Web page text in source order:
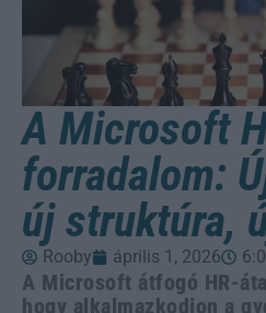
A Microsoft
forradalom:
új struktúra,
Rooby április 1, 2026
A Microsoft átfogó HR-
hogy alkalmazkodjon a